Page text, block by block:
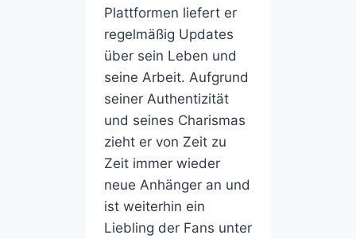
Plattformen liefert er
regelmäßig Updates
über sein Leben und
seine Arbeit. Aufgrund
seiner Authentizität
und seines Charismas
zieht er von Zeit zu
Zeit immer wieder
neue Anhänger an und
ist weiterhin ein
Liebling der Fans unter